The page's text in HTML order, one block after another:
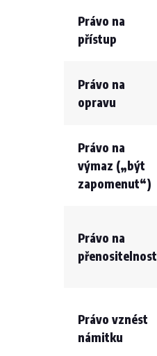
Právo na
přístup
Právo na
opravu
Právo na
výmaz („být
zapomenut“)
Právo na
přenositelnost
Právo vznést
námitku